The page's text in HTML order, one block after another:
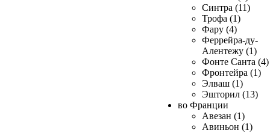
Синтра (11)
Трофа (1)
Фару (4)
Феррейра-ду-
Алентежу (1)
Фонте Санта (4)
Фронтейра (1)
Элваш (1)
Эшторил (13)
во Франции
Авезан (1)
Авиньон (1)